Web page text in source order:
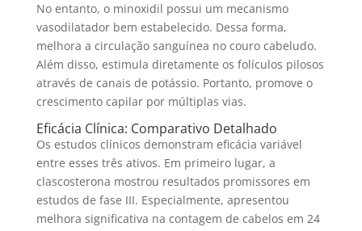
No entanto, o minoxidil possui um mecanismo
vasodilatador bem estabelecido. Dessa forma,
melhora a circulação sanguínea no couro cabeludo.
Além disso, estimula diretamente os folículos pilosos
através de canais de potássio. Portanto, promove o
crescimento capilar por múltiplas vias.
Eficácia Clínica: Comparativo Detalhado
Os estudos clínicos demonstram eficácia variável
entre esses três ativos. Em primeiro lugar, a
clascosterona mostrou resultados promissores em
estudos de fase III. Especialmente, apresentou
melhora significativa na contagem de cabelos em 24